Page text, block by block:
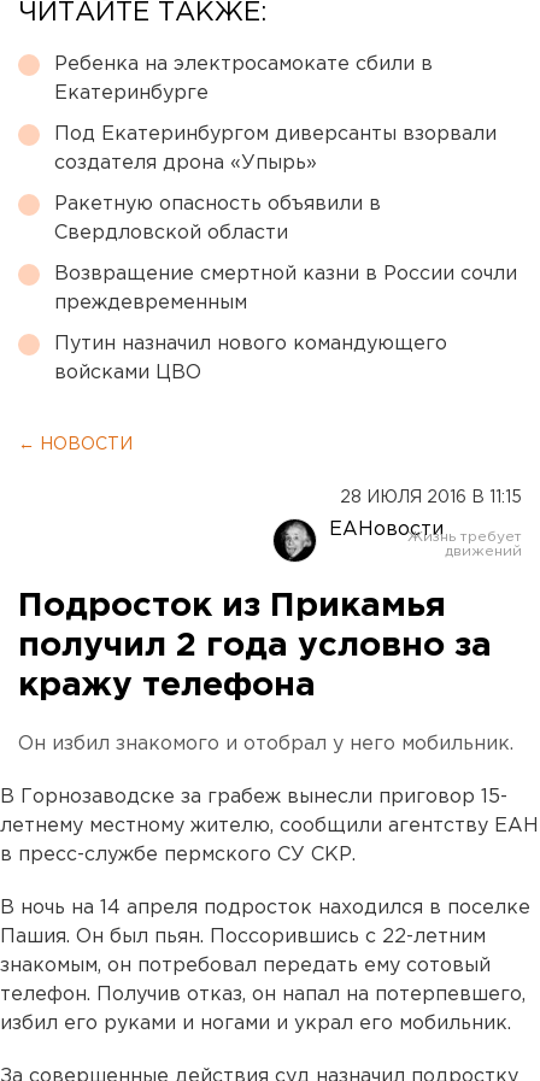
ЧИТАЙТЕ ТАКЖЕ:
Ребенка на электросамокате сбили в
Екатеринбурге
Под Екатеринбургом диверсанты взорвали
создателя дрона «Упырь»
Ракетную опасность объявили в
Свердловской области
Возвращение смертной казни в России сочли
преждевременным
Путин назначил нового командующего
войсками ЦВО
← НОВОСТИ
28 ИЮЛЯ 2016 В 11:15
ЕАНовости
Подросток из Прикамья
получил 2 года условно за
кражу телефона
Он избил знакомого и отобрал у него мобильник.
В Горнозаводске за грабеж вынесли приговор 15-
летнему местному жителю, сообщили агентству ЕАН
в пресс-службе пермского СУ СКР.
В ночь на 14 апреля подросток находился в поселке
Пашия. Он был пьян. Поссорившись с 22-летним
знакомым, он потребовал передать ему сотовый
телефон. Получив отказ, он напал на потерпевшего,
избил его руками и ногами и украл его мобильник.
За совершенные действия суд назначил подростку